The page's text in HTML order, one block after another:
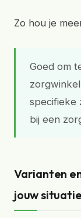
Zo hou je
Goed om
specifieke
bij een
Varianten
jouw